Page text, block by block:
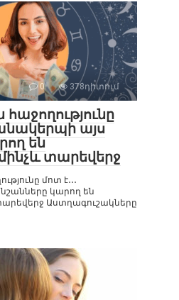
0 378դիտում
այս
են
տարեվերջ
մոտ է․․․
կարող են
Աստղագուշակները